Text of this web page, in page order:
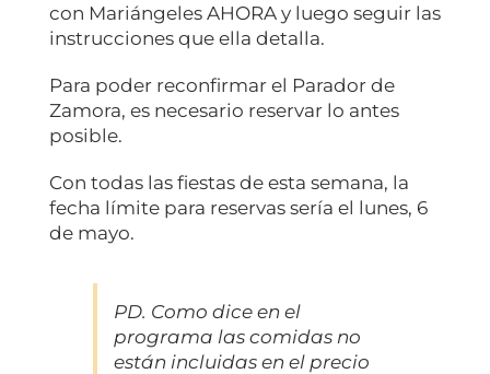
con Mariángeles AHORA y luego seguir las
instrucciones que ella detalla.
Para poder reconfirmar el Parador de
Zamora, es necesario reservar lo antes
posible.
Con todas las fiestas de esta semana, la
fecha límite para reservas sería el lunes, 6
de mayo.
PD. Como dice en el
programa las comidas no
están incluidas en el precio